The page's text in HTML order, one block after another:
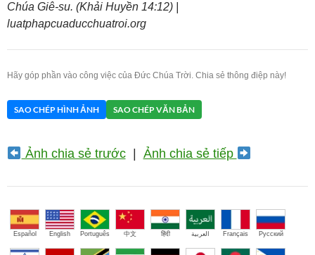
Chúa Giê-su. (Khải Huyền 14:12) |
luatphapcuaducchuatroi.org
Hãy góp phần vào công việc của Đức Chúa Trời. Chia sẻ thông điệp này!
SAO CHÉP HÌNH ẢNH SAO CHÉP VĂN BẢN
Ảnh chia sẻ trước| Ảnh chia sẻ tiếp
Español English Português 中文 हिंदी العربية Français Русский